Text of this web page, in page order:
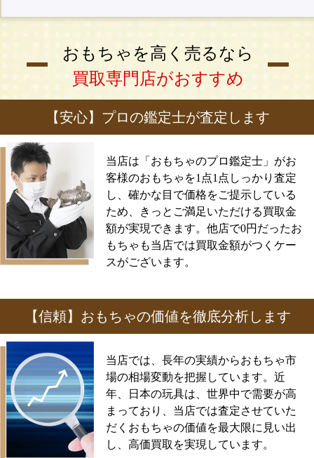
おもちゃを高く売るなら
買取専門店がおすすめ
【安心】プロの鑑定士が査定します
当店は「おもちゃのプロ鑑定士」がお
客様のおもちゃを1点1点しっかり査定
し、確かな目で価格をご提示している
ため、きっとご満足いただける買取金
額が実現できます。他店で0円だったお
もちゃも当店では買取金額がつくケー
スがございます。
【信頼】おもちゃの価値を徹底分析します
当店では、長年の実績からおもちゃ市
場の相場変動を把握しています。近
年、日本の玩具は、世界中で需要が高
まっており、当店では査定させていた
だくおもちゃの価値を最大限に見い出
し、高価買取を実現しています。